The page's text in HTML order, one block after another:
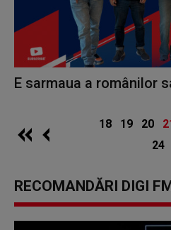
E sarmaua a românilor
18 19 20
24
RECOMANDĂRI DIGI